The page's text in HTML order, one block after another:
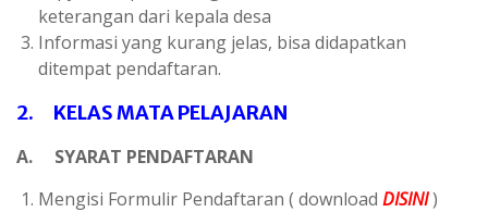
keterangan dari kepala desa
Informasi yang kurang jelas, bisa didapatkan
ditempat pendaftaran.
2. KELAS MATA PELAJARAN
A. SYARAT PENDAFTARAN
Mengisi Formulir Pendaftaran ( download DISINI)